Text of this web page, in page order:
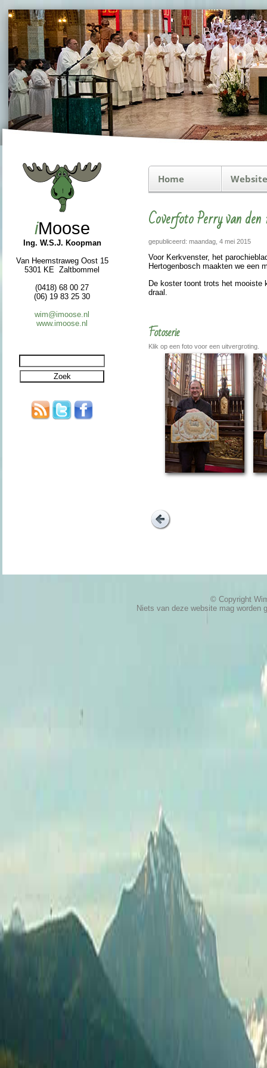
iMoose
Ing. W.S.J. Koopman
Van Heemstraweg Oost 15
5301 KE Zaltbommel
(0418) 68 00 27
(06) 19 83 25 30
wim@imoose.nl
www.imoose.nl
Home
Coverfoto Perry van
gepubliceerd: maandag, 4 mei 2015
Voor Kerkvenster, het
Hertogen­bosch maakten we een
De koster toont trots het
draal.
Fotoserie
Klik op een foto voor een uitvergroting.
© Copyright
Niets van deze website mag worden